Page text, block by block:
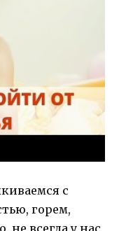
с
горем,
не всегда у нас